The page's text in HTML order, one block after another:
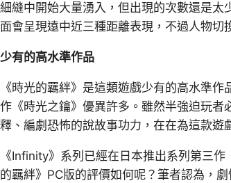
細縫中開始大量湧入，但出現的次數還是
面會呈現遠中近三種距離表現，不過人物切
少有的高水準作品
《時光的羈絆》是這類遊戲少有的高水準
作《時光之鑰》優異許多。雖然半強迫玩
釋、編劇恐怖的說故事功力，在在為這款遊
《Infinity》系列已經在日本推出系列第三
的羈絆》PC版的評價如何呢？筆者認為，